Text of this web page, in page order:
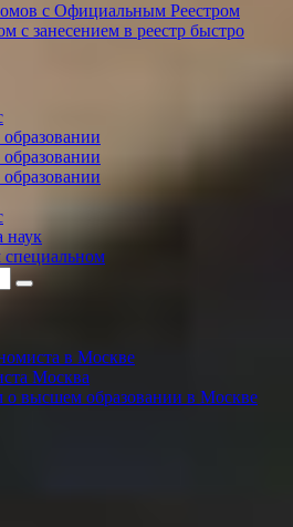
с Официальным Реестром
с занесением в реестр быстро
наук
специальном
в Москве
Москва
о высшем образовании в Москве